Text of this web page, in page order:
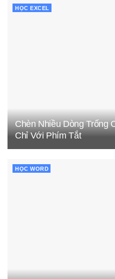
HỌC EXCEL
Chèn Nhiều Dòng Trống
Chỉ Với Phím Tắt
HỌC WORD